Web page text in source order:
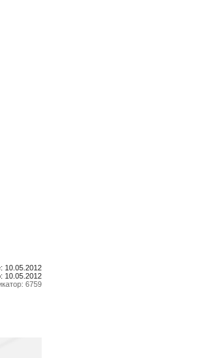
10.05.2012
10.05.2012
6759